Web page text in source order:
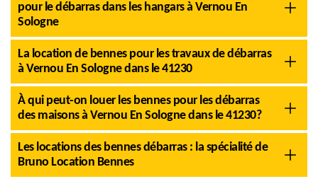
pour le débarras dans les hangars à Vernou En
Sologne
La location de bennes pour les travaux de débarras
à Vernou En Sologne dans le 41230
À qui peut-on louer les bennes pour les débarras
des maisons à Vernou En Sologne dans le 41230?
Les locations des bennes débarras : la spécialité de
Bruno Location Bennes